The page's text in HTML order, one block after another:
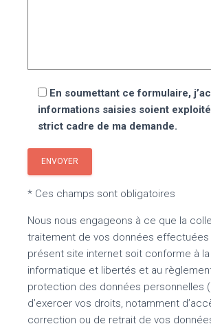
En soumettant ce formulaire,
informations saisies soient
strict cadre de ma demande.
* Ces champs sont obligatoires
Nous nous engageons à ce que la
traitement de vos données effectuées
présent site internet soit conforme à la
informatique et libertés et au
protection des données personnelles
d’exercer vos droits, notamment
correction ou de retrait de vos